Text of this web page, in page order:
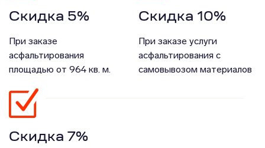
Скидка 5%
При заказе
асфальтирования
площадью от 964 кв. м.
Скидка 10%
При заказе услуги
асфальтирования с
самовывозом материалов
Скидка 7%